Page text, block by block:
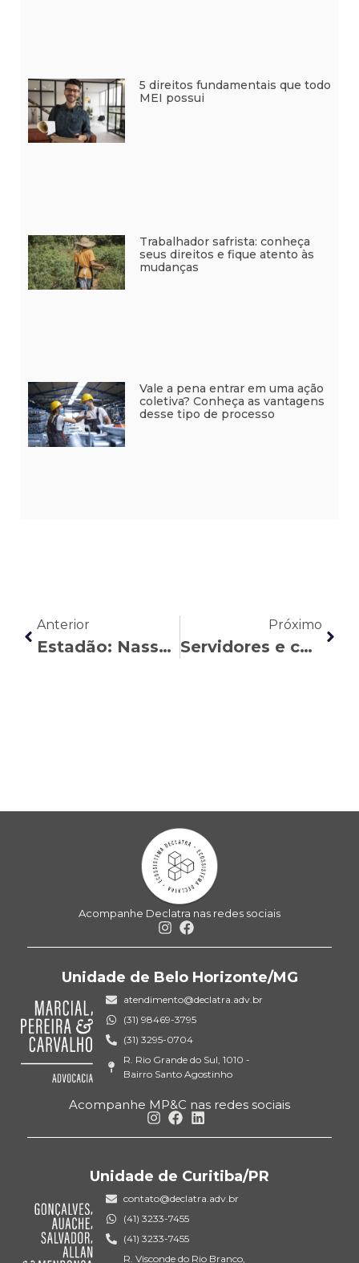
5 direitos fundamentais que todo
MEI possui
Trabalhador safrista: conheça
seus direitos e fique atento às
mudanças
Vale a pena entrar em uma ação
coletiva? Conheça as vantagens
desse tipo de processo
Anterior
Estadão: Nasser Allan assina artigo sobre a trajetória e os desafios da Justiça do Trabalho
Próximo
Servidores e contratados da FHEMIG podem requerer correção do adicional noturno
Acompanhe Declatra nas redes sociais
Unidade de Belo Horizonte/MG
atendimento@declatra.adv.br
(31) 98469-3795
(31) 3295-0704
R. Rio Grande do Sul, 1010 -
Bairro Santo Agostinho
Acompanhe MP&C nas redes sociais
Unidade de Curitiba/PR
contato@declatra.adv.br
(41) 3233-7455
(41) 3233-7455
R. Visconde do Rio Branco,